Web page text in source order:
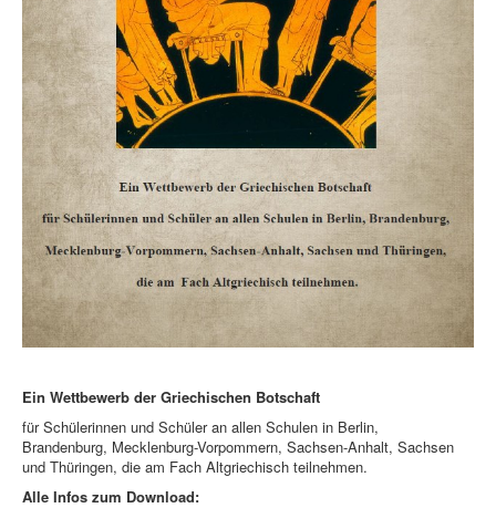
Ein Wettbewerb der Griechischen Botschaft
für Schülerinnen und Schüler an allen Schulen in Berlin,
Brandenburg, Mecklenburg-Vorpommern, Sachsen-Anhalt, Sachsen
und Thüringen, die am Fach Altgriechisch teilnehmen.
Alle Infos zum Download: